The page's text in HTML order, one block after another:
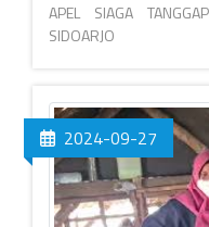
APEL SIAGA
SIDOARJO
2024-09-27